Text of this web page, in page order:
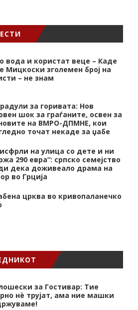
вода и користат веце – Каде
Мицкоски зголемен број на
– не знам
за горивата: Нов
шок за граѓаните, освен за
на ВМРО-ДПМНЕ, кои
точат некаде за џабе
на улица со дете и ни
290 евра“: српско семејство
дека доживеало драма на
во Грција
црква во кривопаланечко
за Гостивар: Тие
нѐ трујат, ама ние машки